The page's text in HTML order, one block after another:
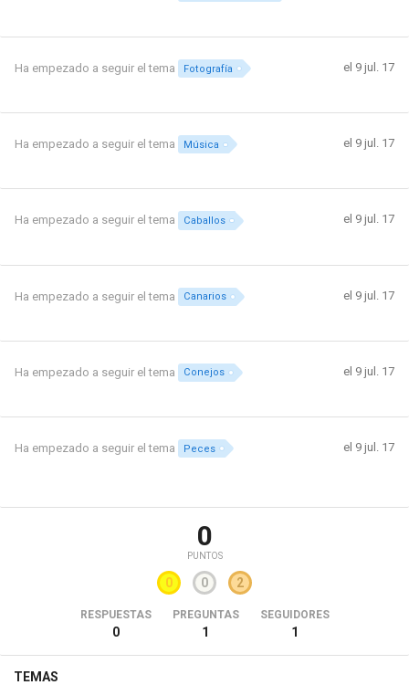
Ha empezado a seguir el tema Fotografía el 9 jul. 17
Ha empezado a seguir el tema Música el 9 jul. 17
Ha empezado a seguir el tema Caballos el 9 jul. 17
Ha empezado a seguir el tema Canarios el 9 jul. 17
Ha empezado a seguir el tema Conejos el 9 jul. 17
Ha empezado a seguir el tema Peces el 9 jul. 17
0
PUNTOS
0 0 2
RESPUESTAS
0
PREGUNTAS
1
SEGUIDORES
1
TEMAS